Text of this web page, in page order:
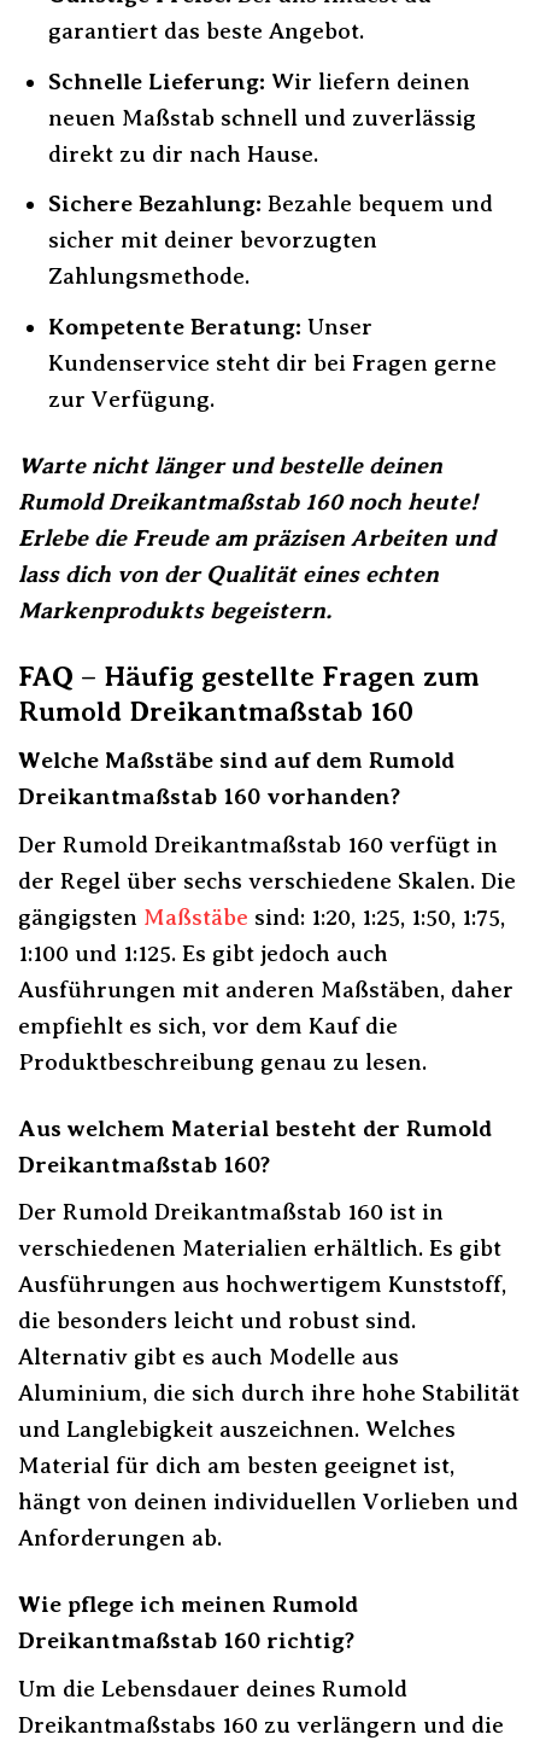
garantiert das beste Angebot.
Schnelle Lieferung: Wir liefern deinen
neuen Maßstab schnell und zuverlässig
direkt zu dir nach Hause.
Sichere Bezahlung: Bezahle bequem und
sicher mit deiner bevorzugten
Zahlungsmethode.
Kompetente Beratung: Unser
Kundenservice steht dir bei Fragen gerne
zur Verfügung.
Warte nicht länger und bestelle deinen
Rumold Dreikantmaßstab 160 noch heute!
Erlebe die Freude am präzisen Arbeiten und
lass dich von der Qualität eines echten
Markenprodukts begeistern.
FAQ – Häufig gestellte Fragen zum
Rumold Dreikantmaßstab 160
Welche Maßstäbe sind auf dem Rumold
Dreikantmaßstab 160 vorhanden?
Der Rumold Dreikantmaßstab 160 verfügt in
der Regel über sechs verschiedene Skalen. Die
gängigsten Maßstäbe sind: 1:20, 1:25, 1:50, 1:75,
1:100 und 1:125. Es gibt jedoch auch
Ausführungen mit anderen Maßstäben, daher
empfiehlt es sich, vor dem Kauf die
Produktbeschreibung genau zu lesen.
Aus welchem Material besteht der Rumold
Dreikantmaßstab 160?
Der Rumold Dreikantmaßstab 160 ist in
verschiedenen Materialien erhältlich. Es gibt
Ausführungen aus hochwertigem Kunststoff,
die besonders leicht und robust sind.
Alternativ gibt es auch Modelle aus
Aluminium, die sich durch ihre hohe Stabilität
und Langlebigkeit auszeichnen. Welches
Material für dich am besten geeignet ist,
hängt von deinen individuellen Vorlieben und
Anforderungen ab.
Wie pflege ich meinen Rumold
Dreikantmaßstab 160 richtig?
Um die Lebensdauer deines Rumold
Dreikantmaßstabs 160 zu verlängern und die